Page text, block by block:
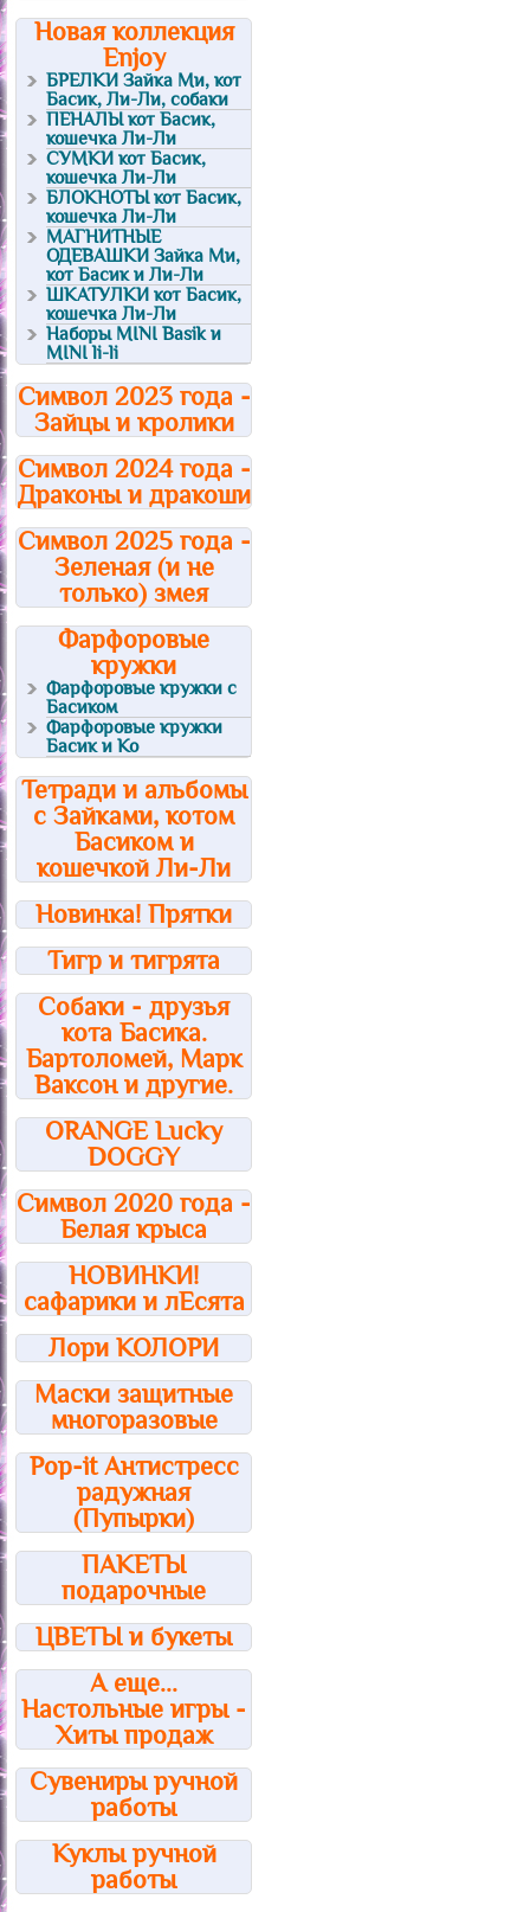
Новая коллекция
Enjoy
БРЕЛКИ Зайка Ми, кот
Басик, Ли-Ли, собаки
ПЕНАЛЫ кот Басик,
кошечка Ли-Ли
СУМКИ кот Басик,
кошечка Ли-Ли
БЛОКНОТЫ кот Басик,
кошечка Ли-Ли
МАГНИТНЫЕ
ОДЕВАШКИ Зайка Ми,
кот Басик и Ли-Ли
ШКАТУЛКИ кот Басик,
кошечка Ли-Ли
Наборы MINI Basik и
MINI li-li
Символ 2023 года -
Зайцы и кролики
Символ 2024 года -
Драконы и дракоши
Символ 2025 года -
Зеленая (и не
только) змея
Фарфоровые
кружки
Фарфоровые кружки с
Басиком
Фарфоровые кружки
Басик и Ко
Тетради и альбомы
с Зайками, котом
Басиком и
кошечкой Ли-Ли
Новинка! Прятки
Тигр и тигрята
Собаки - друзья
кота Басика.
Бартоломей, Марк
Ваксон и другие.
ORANGE Lucky
DOGGY
Символ 2020 года -
Белая крыса
НОВИНКИ!
сафарики и лЕсята
Лори КОЛОРИ
Маски защитные
многоразовые
Pop-it Антистресс
радужная
(Пупырки)
ПАКЕТЫ
подарочные
ЦВЕТЫ и букеты
А еще...
Настольные игры -
Хиты продаж
Сувениры ручной
работы
Куклы ручной
работы